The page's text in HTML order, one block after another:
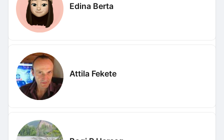
Edina Berta
Attila Fekete